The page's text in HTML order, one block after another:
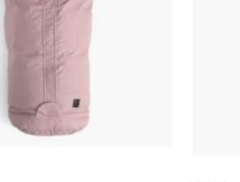
i vognen
med tennisballer